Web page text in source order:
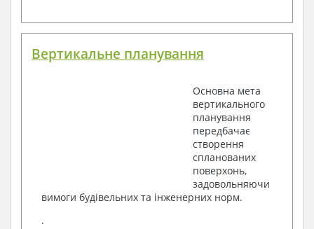
Вертикальне планування
Основна мета
вертикального
планування
передбачає
створення
спланованих
поверхонь,
задовольняючи
вимоги будівельних та інженерних норм.
.